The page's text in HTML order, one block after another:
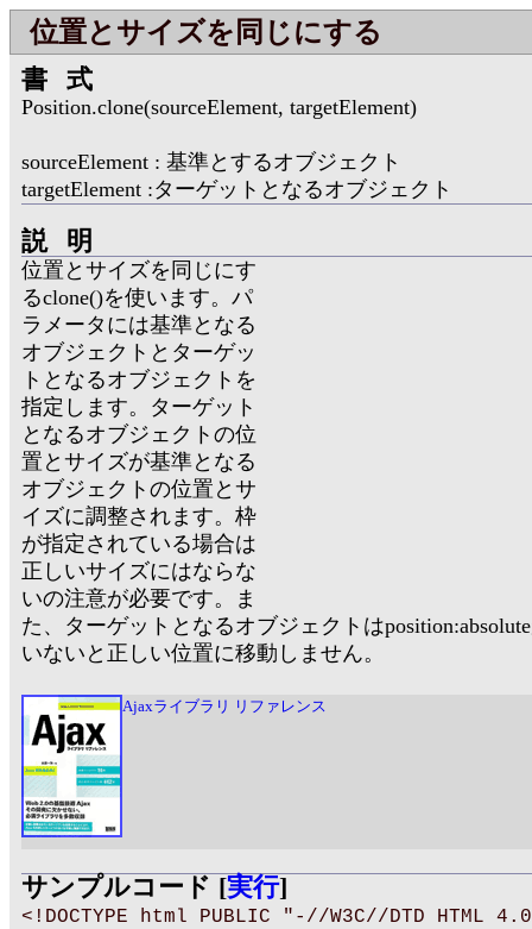
位置とサイズを同じにする
書式
Position.clone(sourceElement, targetElement)
sourceElement : 基準とするオブジェクト
targetElement :ターゲットとなるオブジェクト
説明
位置とサイズを同じにす
るclone()を使います。パ
ラメータには基準となる
オブジェクトとターゲッ
トとなるオブジェクトを
指定します。ターゲット
となるオブジェクトの位
置とサイズが基準となる
オブジェクトの位置とサ
イズに調整されます。枠
が指定されている場合は
正しいサイズにはならな
いの注意が必要です。ま
た、ターゲットとなるオブジェクトは
いないと正しい位置に移動しません。
Ajaxライブラリ リファレンス
サンプルコード [実行]
<!DOCTYPE html PUBLIC "-//W3C//DTD HTML